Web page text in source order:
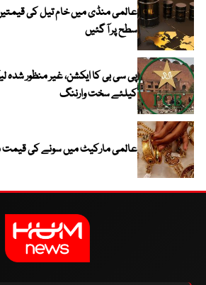
عالمی منڈی میں خام تیل کی
سطح پر آ گئیں
پی سی بی کا ایکشن، غیر منظور شدہ
کیلئے سخت وارننگ
عالمی مارکیٹ میں سونے کی قیمت